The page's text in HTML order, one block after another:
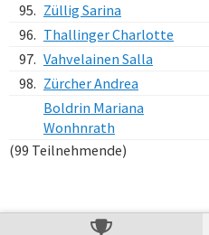
95. Züllig Sarina
96. Thallinger Charlotte
97. Vahvelainen Salla
98. Zürcher Andrea
Boldrin Mariana
Wonhnrath
(99 Teilnehmende)